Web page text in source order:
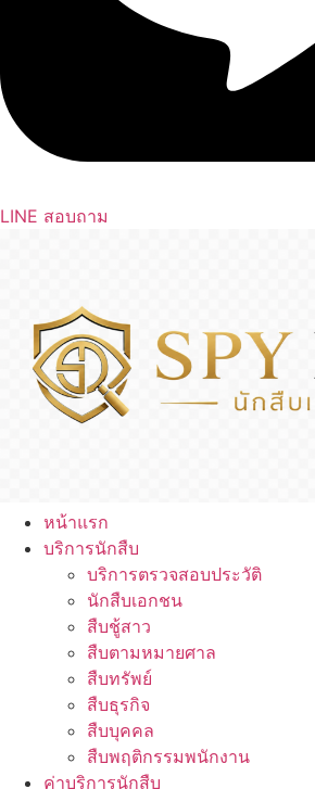
LINE สอบถาม
หน้าแรก
บริการนักสืบ
บริการตรวจสอบประวัติ
นักสืบเอกชน
สืบชู้สาว
สืบตามหมายศาล
สืบทรัพย์
สืบธุรกิจ
สืบบุคคล
สืบพฤติกรรมพนักงาน
ค่าบริการนักสืบ